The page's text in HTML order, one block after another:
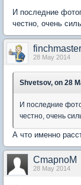
И последние
честно, очень
finchmaster
28 May 2014
Shvetsov, on 28
И последние
честно, очень
А что именно
CmapnoM
28 May 2014